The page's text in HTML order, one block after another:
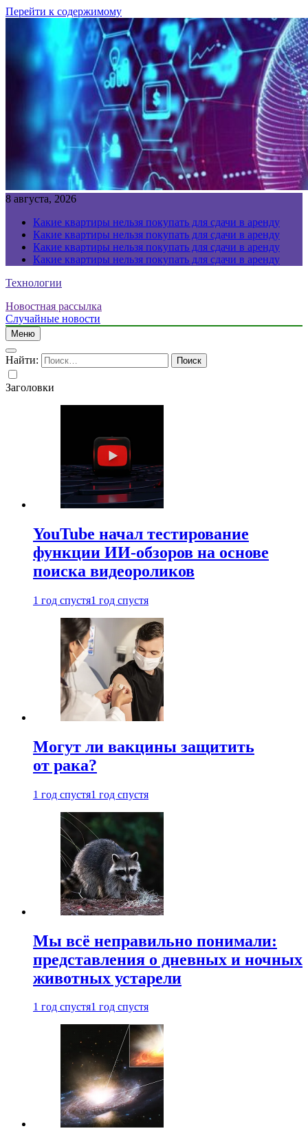
Перейти к содержимому
8 августа, 2026
Какие квартиры нельзя покупать для сдачи в аренду
Какие квартиры нельзя покупать для сдачи в аренду
Какие квартиры нельзя покупать для сдачи в аренду
Какие квартиры нельзя покупать для сдачи в аренду
Технологии
Новостная рассылка
Случайные новости
Меню
Найти:
Заголовки
YouTube начал тестирование
функции ИИ-обзоров на основе
поиска видеороликов
1 год спустя1 год спустя
Могут ли вакцины защитить
от рака?
1 год спустя1 год спустя
Мы всё неправильно понимали:
представления о дневных и ночных
животных устарели
1 год спустя1 год спустя